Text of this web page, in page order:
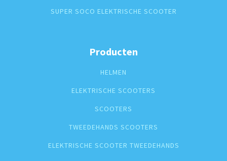
SUPER SOCO ELEKTRISCHE SCOOTER
Producten
HELMEN
ELEKTRISCHE SCOOTERS
SCOOTERS
TWEEDEHANDS SCOOTERS
ELEKTRISCHE SCOOTER TWEEDEHANDS